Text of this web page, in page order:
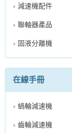
減速機配件
聯軸器產品
固液分離機
在線手冊
蝸輪減速機
齒輪減速機